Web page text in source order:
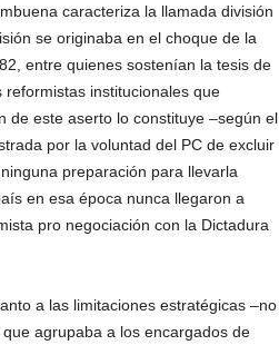
caracteriza la llamada división
se originaba en el choque de la
entre quienes sostenían la tesis de
institucionales que
de este aserto lo constituye –según el
por la voluntad del PC de excluir
preparación para llevarla
en esa época nunca llegaron a
pro negociación con la Dictadura
a las limitaciones estratégicas –no
agrupaba a los encargados de